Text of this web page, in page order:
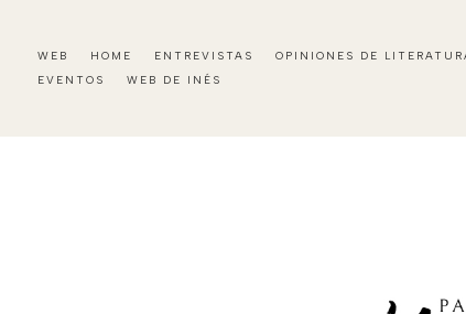
WEB HOME ENTREVISTAS OPINIONES DE
EVENTOS
WEB DE INÉS